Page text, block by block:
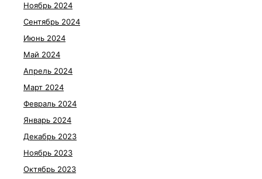
Ноябрь 2024
Сентябрь 2024
Июнь 2024
Май 2024
Апрель 2024
Март 2024
Февраль 2024
Январь 2024
Декабрь 2023
Ноябрь 2023
Октябрь 2023